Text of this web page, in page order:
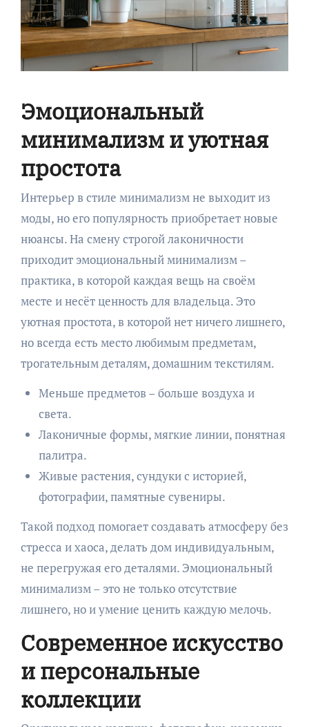
Эмоциональный
минимализм и уютная
простота
Интерьер в стиле минимализм не выходит из
моды, но его популярность приобретает новые
нюансы. На смену строгой лаконичности
приходит эмоциональный минимализм –
практика, в которой каждая вещь на своём
месте и несёт ценность для владельца. Это
уютная простота, в которой нет ничего лишнего,
но всегда есть место любимым предметам,
трогательным деталям, домашним текстилям.
Меньше предметов – больше воздуха и
света.
Лаконичные формы, мягкие линии, понятная
палитра.
Живые растения, сундуки с историей,
фотографии, памятные сувениры.
Такой подход помогает создавать атмосферу без
стресса и хаоса, делать дом индивидуальным,
не перегружая его деталями. Эмоциональный
минимализм – это не только отсутствие
лишнего, но и умение ценить каждую мелочь.
Современное искусство
и персональные
коллекции